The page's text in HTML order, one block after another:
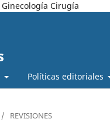
Cirugía
Políticas editoriales
/ REVISIONES